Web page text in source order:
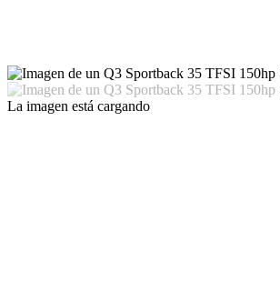
La imagen está cargando